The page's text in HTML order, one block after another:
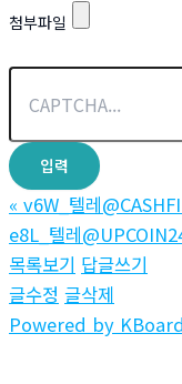
첨부파일
« v6W_텔레
e8L_텔레
목록보기 답글쓰기
글수정 글삭제
Powered by KBoard